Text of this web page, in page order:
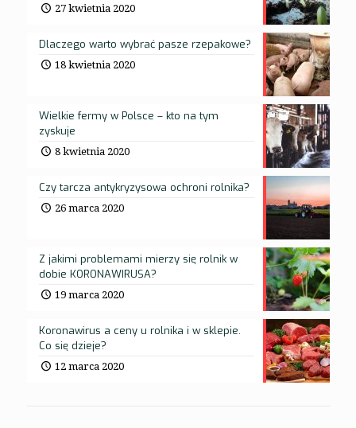
27 kwietnia 2020
Dlaczego warto wybrać pasze rzepakowe?
18 kwietnia 2020
Wielkie fermy w Polsce – kto na tym
zyskuje
8 kwietnia 2020
Czy tarcza antykryzysowa ochroni rolnika?
26 marca 2020
Z jakimi problemami mierzy się rolnik w
dobie KORONAWIRUSA?
19 marca 2020
Koronawirus a ceny u rolnika i w sklepie.
Co się dzieje?
12 marca 2020